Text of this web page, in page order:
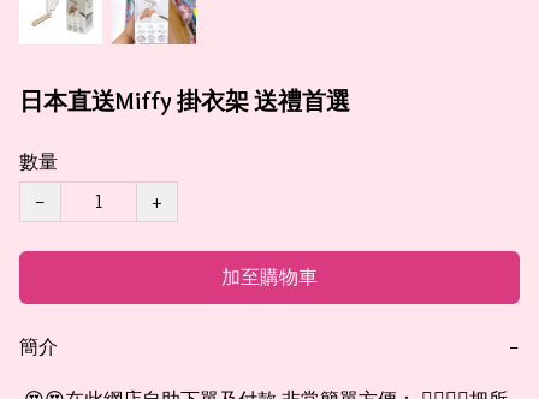
日本直送Miffy 掛衣架 送禮首選
數量
−
+
加至購物車
簡介 −